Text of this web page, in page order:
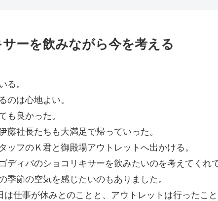
ーを飲みながら今を考える
る。
のは心地よい。
も良かった。
藤社長たちも大満足で帰っていった。
ッフのＫ君と御殿場アウトレットへ出かける。
ディバのショコリキサーを飲みたいのを考えてくれ
季節の空気を感じたいのもありました。
は仕事が休みとのことと、アウトレットは行ったこ